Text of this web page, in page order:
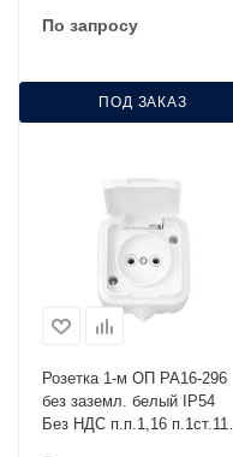
По запросу
ПОД ЗАКАЗ
Розетка 1-м ОП РА16-296
без заземл. белый IP54
Без НДС п.п.1,16